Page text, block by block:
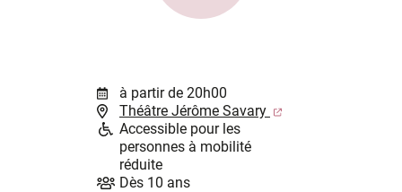
à partir de 20h00
Théâtre Jérôme Savary
(ouverture dans
Accessible pour les
personnes à mobilité
réduite
Dès 10 ans